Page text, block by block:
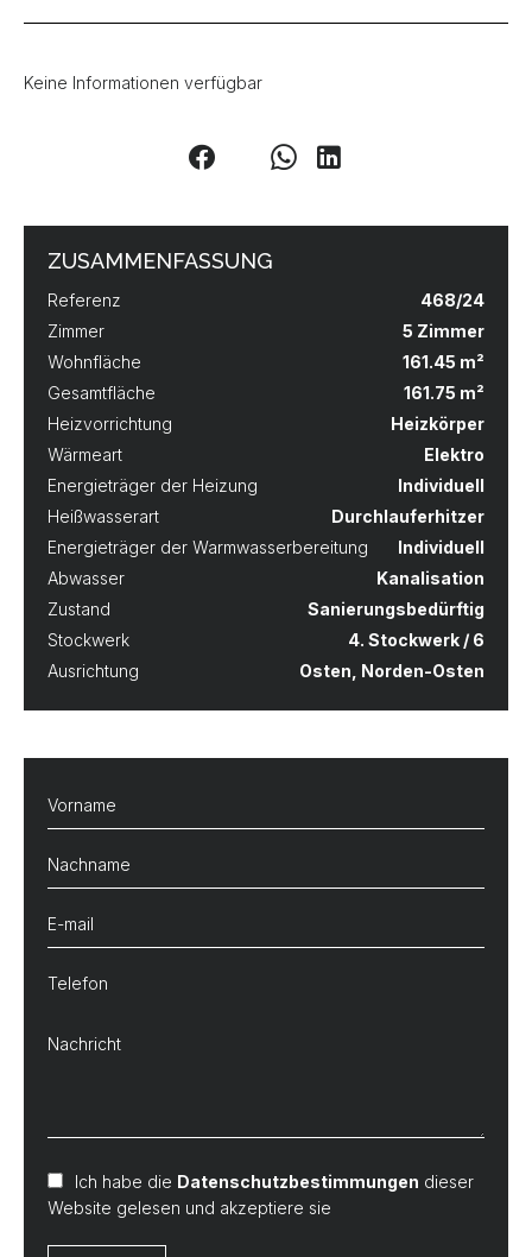
Keine Informationen verfügbar
ZUSAMMENFASSUNG
Referenz
468/24
Zimmer
5 Zimmer
Wohnfläche
161.45 m²
Gesamtfläche
161.75 m²
Heizvorrichtung
Heizkörper
Wärmeart
Elektro
Energieträger der Heizung
Individuell
Heißwasserart
Durchlauferhitzer
Energieträger der Warmwasserbereitung
Individuell
Abwasser
Kanalisation
Zustand
Sanierungsbedürftig
Stockwerk
4. Stockwerk / 6
Ausrichtung
Osten, Norden-Osten
Ich habe die Datenschutzbestimmungen dieser
Website gelesen und akzeptiere sie